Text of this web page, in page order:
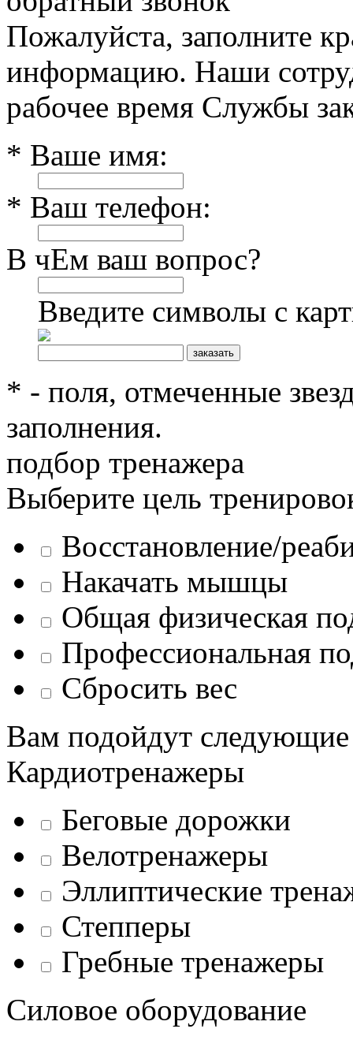
Пожалуйста, заполните
информацию. Наши
рабочее время Службы
* Ваше имя:
* Ваш телефон:
В чЕм ваш вопрос?
Введите символы с
* - поля, отмеченные
заполнения.
подбор тренажера
Выберите цель
Восстановление/
Накачать мышцы
Общая физическая
Профессиональная
Сбросить вес
Вам подойдут
Кардиотренажеры
Беговые дорожки
Велотренажеры
Эллиптические
Степперы
Гребные тренажеры
Силовое оборудование